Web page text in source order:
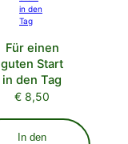
Für einen
guten Start
in den Tag
€ 8,50
In den